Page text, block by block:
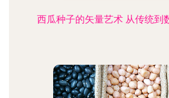
西瓜种子的矢量艺术 从传统到